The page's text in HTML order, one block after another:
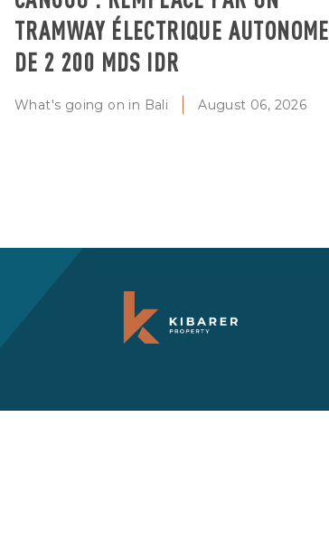
TRAMWAY ÉLECTRIQUE AUTONOME
DE 2 200 MDS IDR
What's going on in Bali August 06, 2026